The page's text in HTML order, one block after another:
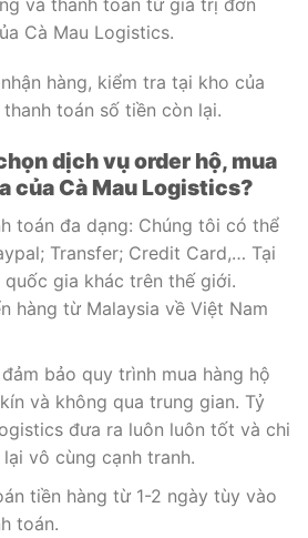
Cà Mau Logistics.
hàng, kiểm tra tại kho của
toán số tiền còn lại.
dịch vụ order hộ, mua
của Cà Mau Logistics?
toán đa dạng: Chúng tôi có thể
Transfer; Credit Card,… Tại
quốc gia khác trên thế giới.
hàng từ Malaysia về Việt Nam
bảo quy trình mua hàng hộ
và không qua trung gian. Tỷ
đưa ra luôn luôn tốt và chi
vô cùng cạnh tranh.
tiền hàng từ 1-2 ngày tùy vào
toán.